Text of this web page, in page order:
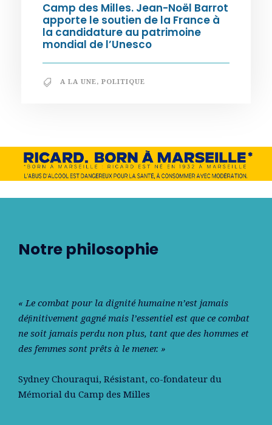
Camp des Milles. Jean-Noël Barrot
apporte le soutien de la France à
la candidature au patrimoine
mondial de l’Unesco
A LA UNE, POLITIQUE
Notre philosophie
« Le combat pour la dignité humaine n’est jamais
déﬁnitivement gagné mais l’essentiel est que ce combat
ne soit jamais perdu non plus, tant que des hommes et
des femmes sont prêts à le mener. »
Sydney Chouraqui, Résistant, co-fondateur du
Mémorial du Camp des Milles